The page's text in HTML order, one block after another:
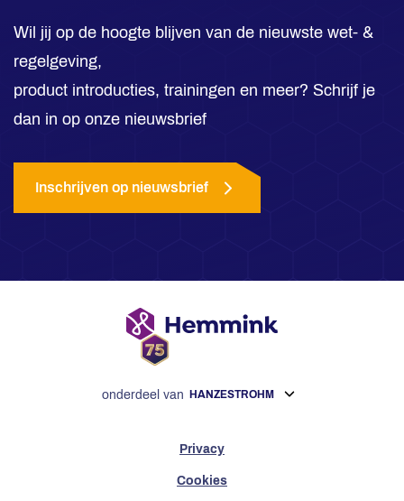
Wil jij op de hoogte blijven van de nieuwste wet- &
regelgeving,
product introducties, trainingen en meer? Schrijf je
dan in op onze nieuwsbrief
Inschrijven op nieuwsbrief
onderdeel van HANZESTROHM
Privacy
Cookies